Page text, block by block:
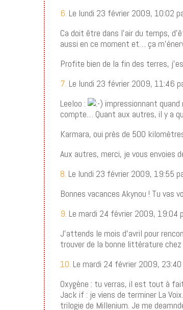
6. Le lundi 23 février 2009, 10:02
Ca doit être dans l’air du temps,
aussi en ce moment et… ça
Profite bien de la fin des terres,
7. Le lundi 23 février 2009, 11:46
Leeloo :
impressionnant quand
compte… Quant aux autres, il y a
Karmara, oui près de 500
Aux autres, merci, je vous envoies
8. Le lundi 23 février 2009, 19:55
Bonnes vacances Akynou ! Tu vas
9. Le mardi 24 février 2009, 19:04
J’attends le mois d’avril pour
trouver de la bonne littérature chez
10. Le mardi 24 février 2009, 23:40
Oxygène : tu verras, il est tout à
Jack if : je viens de terminer La
trilogie de Millenium. Je me